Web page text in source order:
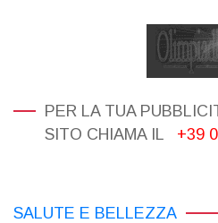
PER LA TUA
SITO CHIAMA IL
+39
SALUTE E BELLEZZA